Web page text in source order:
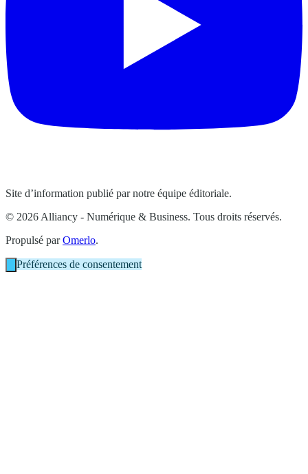
Site d’information publié par notre équipe éditoriale.
© 2026 Alliancy - Numérique & Business. Tous droits réservés.
Propulsé parOmerlo.
Préférences de consentement